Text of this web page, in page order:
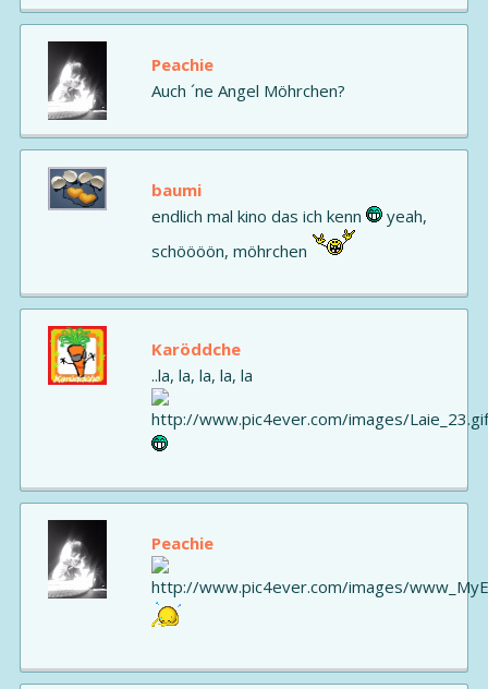
Peachie
Auch ´ne Angel Möhrchen?
baumi
endlich mal kino das ich kenn
yeah,
schöööön, möhrchen
Karöddche
..la, la, la, la, la
Peachie